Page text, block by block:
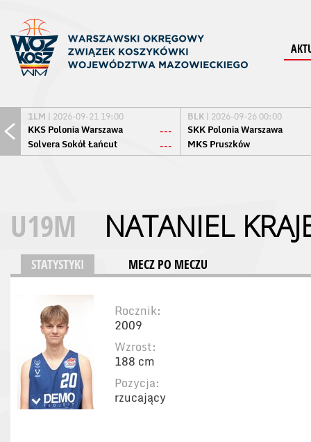
1LM | 2026-09-21 19:00
KKS Polonia Warszawa
---
Solvera Sokół Łańcut
---
BLK | 2026-09-26 00:00
SKK Polonia Warszawa
MKS Pruszków
U19M NATANIEL
STATYSTYKI MECZ PO MECZU
Rocznik:
2009
Wzrost:
188 cm
Pozycja:
rzucający